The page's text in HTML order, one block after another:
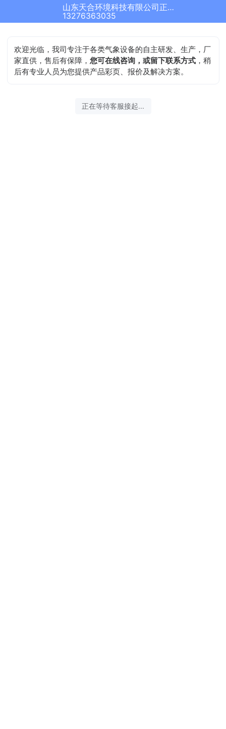
山东天合环境科技有限公司正在为您服务
13276363035
欢迎光临，我司专注于各类气象设备的自主研发、生产，厂
家直供，售后有保障，您可在线咨询，或留下联系方式 ，稍
后有专业人员为您提供产品彩页、报价及解决方案。
正在等待客服接起...